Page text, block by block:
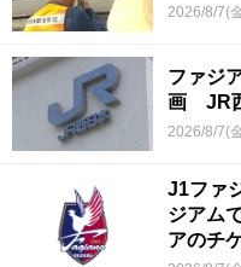
2026/8/7(
ファジ
画 JR
2026/8/7(
J1ファ
ジアム
アのチ